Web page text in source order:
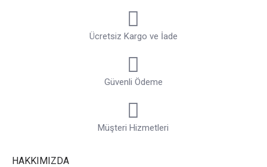
Ücretsiz Kargo ve İade
Güvenli Ödeme
Müşteri Hizmetleri
HAKKIMIZDA